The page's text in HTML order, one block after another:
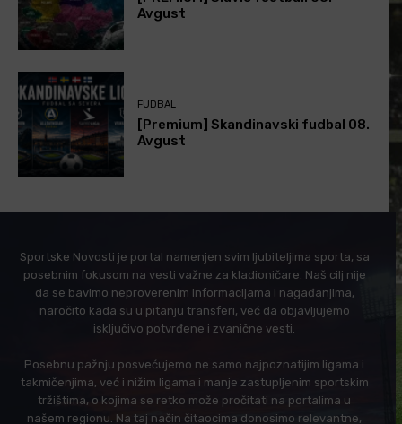
Avgust
FUDBAL
[Premium] Skandinavski fudbal 08.
Avgust
Sportske Novosti je portal namenjen svim ljubiteljima sporta, sa
posebnim fokusom na vesti važne za kladioničare. Naš cilj nije
da se bavimo neproverenim informacijama i nagađanjima,
naročito kada su u pitanju transferi, već da objavljujemo
isključivo potvrđene i zvanične vesti.
Posebnu pažnju posvećujemo ne samo najpoznatijim ligama i
takmičenjima, već i nižim ligama i manje zastupljenim sportskim
tržištima, o kojima se retko može pročitati na portalima u
našem regionu. Na taj način čitaocima donosimo relevantne,